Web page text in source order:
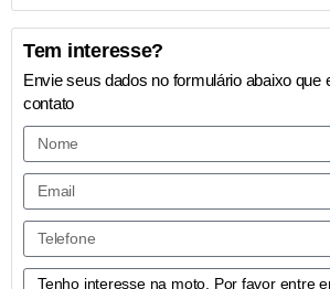
Tem interesse?
Envie seus dados no formulário abaixo que
contato